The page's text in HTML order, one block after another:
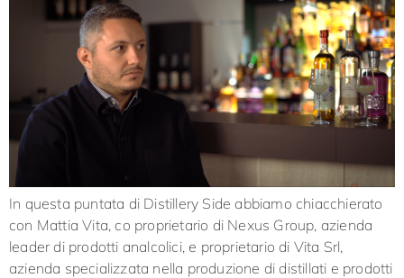
In questa puntata di Distillery Side abbiamo chiacchierato
con Mattia Vita, co proprietario di Nexus Group, azienda
leader di prodotti analcolici, e proprietario di Vita Srl,
azienda specializzata nella produzione di distillati e prodotti